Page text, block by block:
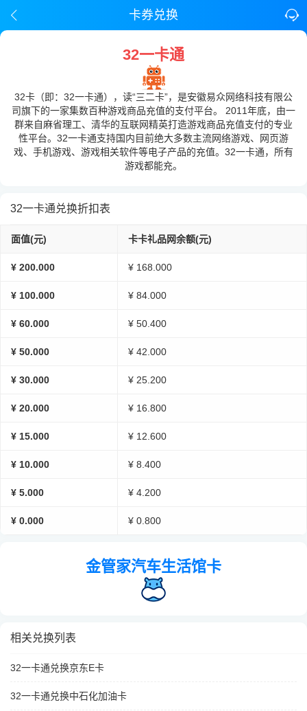
卡券兑换
32一卡通
32卡（即：32一卡通），读“三二卡”，是安徽易众网络科技有限公
司旗下的一家集数百种游戏商品充值的支付平台。 2011年底，由一
群来自麻省理工、清华的互联网精英打造游戏商品充值支付的专业
性平台。32一卡通支持国内目前绝大多数主流网络游戏、网页游
戏、手机游戏、游戏相关软件等电子产品的充值。32一卡通，所有
游戏都能充。
32一卡通兑换折扣表
面值(元) 卡卡礼品网余额(元)
¥ 200.000 ¥ 168.000
¥ 100.000 ¥ 84.000
¥ 60.000 ¥ 50.400
¥ 50.000 ¥ 42.000
¥ 30.000 ¥ 25.200
¥ 20.000 ¥ 16.800
¥ 15.000 ¥ 12.600
¥ 10.000 ¥ 8.400
¥ 5.000 ¥ 4.200
¥ 0.000 ¥ 0.800
金管家汽车生活馆卡
相关兑换列表
32一卡通兑换京东E卡
32一卡通兑换中石化加油卡